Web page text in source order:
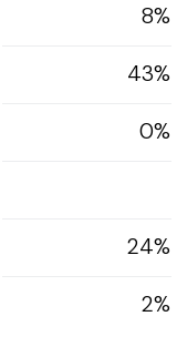
8%
43%
0%
24%
2%